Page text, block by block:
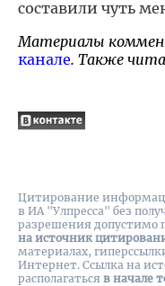
составили чуть
Материалы
канале. Также
Цитирование
в ИА "Улпресса" без
разрешения допустимо
на источник
материалах,
Интернет. Ссылка на
располагаться в начале